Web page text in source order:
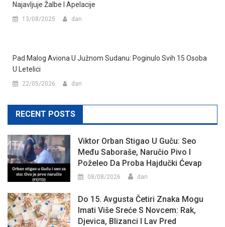
Najavljuje Žalbe I Apelacije
13/08/2025 dan
Pad Malog Aviona U Južnom Sudanu: Poginulo Svih 15 Osoba
U Letelici
22/05/2026 dan
RECENT POSTS
Viktor Orban Stigao U Guču: Seo
Među Saboraše, Naručio Pivo I
Poželeo Da Proba Hajdučki Ćevap
08/08/2026 dan
Do 15. Avgusta Četiri Znaka Mogu
Imati Više Sreće S Novcem: Rak,
Djevica, Blizanci I Lav Pred